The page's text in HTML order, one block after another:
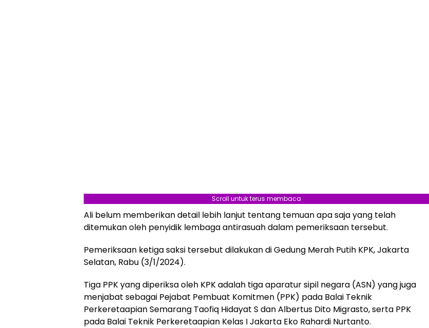
Scroll untuk terus membaca
Ali belum memberikan detail lebih lanjut tentang temuan apa saja yang telah
ditemukan oleh penyidik lembaga antirasuah dalam pemeriksaan tersebut.
Pemeriksaan ketiga saksi tersebut dilakukan di Gedung Merah Putih KPK, Jakarta
Selatan, Rabu (3/1/2024).
Tiga PPK yang diperiksa oleh KPK adalah tiga aparatur sipil negara (ASN) yang juga
menjabat sebagai Pejabat Pembuat Komitmen (PPK) pada Balai Teknik
Perkeretaapian Semarang Taofiq Hidayat S dan Albertus Dito Migrasto, serta PPK
pada Balai Teknik Perkeretaapian Kelas I Jakarta Eko Rahardi Nurtanto.